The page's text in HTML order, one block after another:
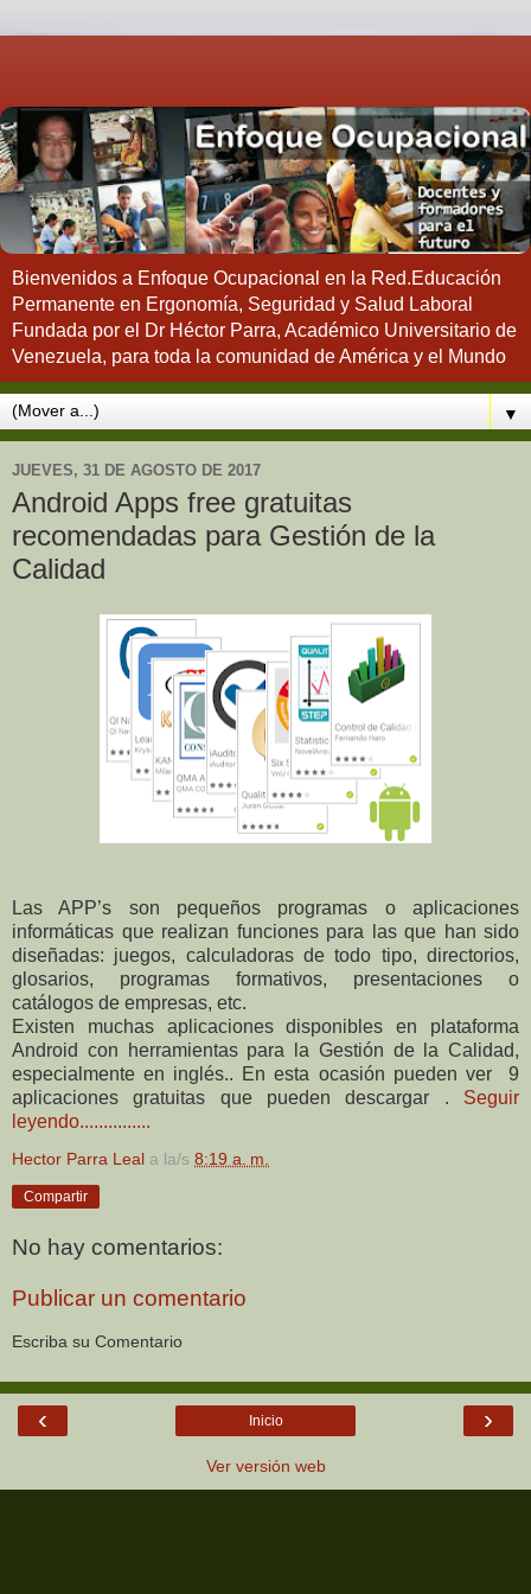
Bienvenidos a Enfoque Ocupacional en la Red.Educación
Permanente en Ergonomía, Seguridad y Salud Laboral
Fundada por el Dr Héctor Parra, Académico Universitario de
Venezuela, para toda la comunidad de América y el Mundo
▼
JUEVES, 31 DE AGOSTO DE 2017
Android Apps free gratuitas
recomendadas para Gestión de la
Calidad
Las APP’s son pequeños programas o aplicaciones
informáticas que realizan funciones para las que han sido
diseñadas: juegos, calculadoras de todo tipo, directorios,
glosarios, programas formativos, presentaciones o
catálogos de empresas, etc.
Existen muchas aplicaciones disponibles en plataforma
Android con herramientas para la Gestión de la Calidad,
especialmente en inglés.. En esta ocasión pueden ver 9
aplicaciones gratuitas que pueden descargar . Seguir
leyendo...............
Hector Parra Leal a la/s 8:19 a. m.
Compartir
No hay comentarios:
Publicar un comentario
Escriba su Comentario
‹ ›
Inicio
Ver versión web